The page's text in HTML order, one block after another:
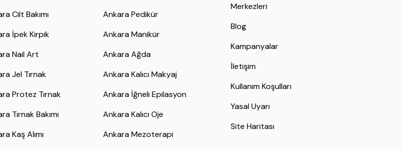
Cilt Bakımı
İpek Kirpik
Nail Art
Jel Tırnak
Protez Tırnak
Tırnak Bakımı
Kaş Alımı
Ankara Pedikür
Ankara Manikür
Ankara Ağda
Ankara Kalıcı Makyaj
Ankara İğneli Epilasyon
Ankara Kalıcı Oje
Ankara Mezoterapi
Merkezleri
Blog
Kampanyalar
İletişim
Kullanım Koşulları
Yasal Uyarı
Site Haritası